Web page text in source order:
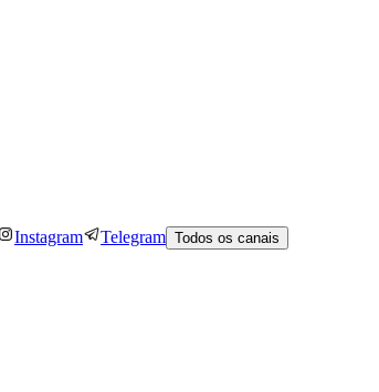
Instagram Telegram Todos os canais